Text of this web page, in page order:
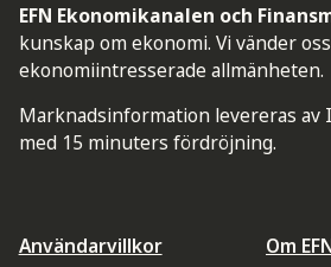
EFN Ekonomikanalen och
kunskap om ekonomi. Vi vänder
ekonomiintresserade allmänheten.
Marknadsinformation levereras av
med 15 minuters fördröjning.
Användarvillkor
Om